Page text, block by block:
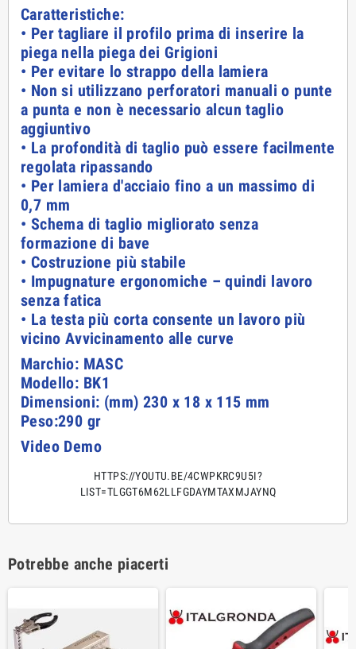
Caratteristiche:
• Per tagliare il profilo prima di inserire la
piega nella piega dei Grigioni
• Per evitare lo strappo della lamiera
• Non si utilizzano perforatori manuali o punte
a punta e non è necessario alcun taglio
aggiuntivo
• La profondità di taglio può essere facilmente
regolata ripassando
• Per lamiera d'acciaio fino a un massimo di
0,7 mm
• Schema di taglio migliorato senza
formazione di bave
• Costruzione più stabile
• Impugnature ergonomiche – quindi lavoro
senza fatica
• La testa più corta consente un lavoro più
vicino Avvicinamento alle curve
Marchio: MASC
Modello: BK1
Dimensioni: (mm) 230 x 18 x 115 mm
Peso:290 gr
Video Demo
HTTPS://YOUTU.BE/4CWPKRC9U5I?
LIST=TLGGT6M62LLFGDAYMTAXMJAYNQ
Potrebbe anche piacerti